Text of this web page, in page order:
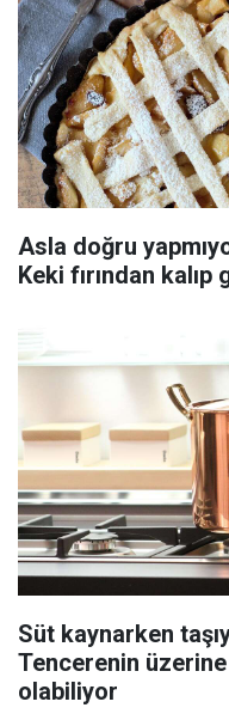
Asla doğru
Keki fırından
Süt kaynarken
Tencerenin
olabiliyor